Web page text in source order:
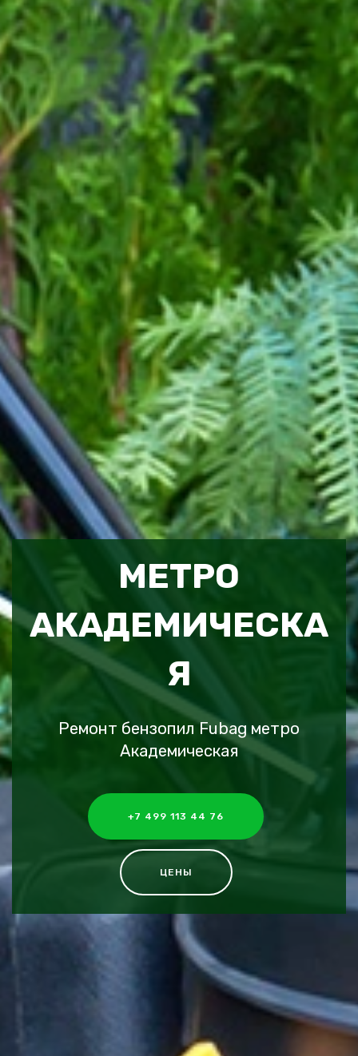
МЕТРО
АКАДЕМИЧЕСКА
Я
Ремонт бензопил Fubag метро
Академическая
+7 499 113 44 76
ЦЕНЫ